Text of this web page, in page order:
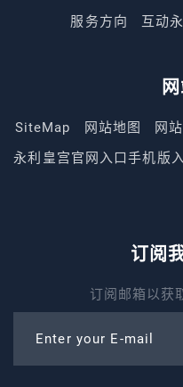
服务方向
互动
SiteMap 网站地图 网
永利皇宫官网入口手机版
订阅
订阅邮箱以获
Enter your E-mail